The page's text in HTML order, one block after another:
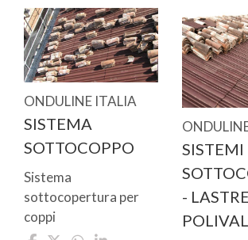
ONDULINE ITALIA
SISTEMA
SOTTOCOPPO
Sistema
sottocopertura per
coppi
SISTEMI
- LASTRE